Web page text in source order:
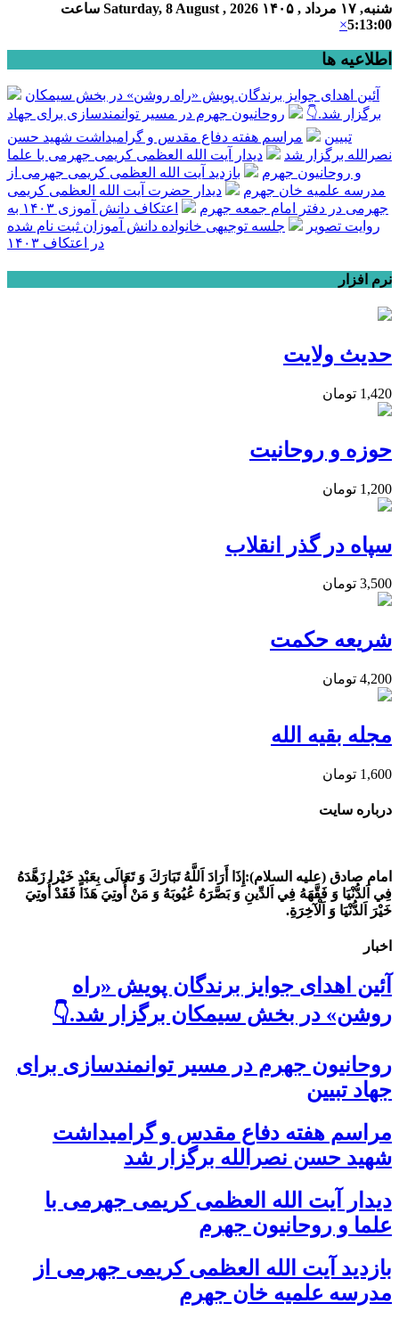
شنبه, ۱۷ مرداد , ۱۴۰۵ Saturday, 8 August , 2026 ساعت
5:13:00
×
اطلاعیه ها
آئین اهدای جوایز برندگان پویش «راه روشن» در بخش سیمکان
برگزار شد.👇
روحانیون جهرم در مسیر توانمندسازی برای جهاد
تبیین
مراسم هفته دفاع مقدس و گرامیداشت شهید حسن
نصرالله برگزار شد
دیدار آیت الله العظمی کریمی جهرمی با علما
و روحانیون جهرم
بازدید آیت الله العظمی کریمی جهرمی از
مدرسه علمیه خان جهرم
دیدار حضرت آیت الله العظمی کریمی
جهرمی در دفتر امام جمعه جهرم
اعتکاف دانش آموزی ۱۴۰۳ به
روایت تصویر
جلسه توجیهی خانواده دانش آموزان ثبت نام شده
در اعتکاف ۱۴۰۳
نرم افزار
حدیث ولایت
1,420 تومان
حوزه و روحانیت
1,200 تومان
سپاه در گذر انقلاب
3,500 تومان
شریعه حکمت
4,200 تومان
مجله بقیه الله
1,600 تومان
درباره سایت
امام صادق (علیه السلام): إِذَا أَرَادَ اَللَّهُ تَبَارَكَ وَ تَعَالَى بِعَبْدٍ خَيْرا زَهَّدَهُ
فِي اَلدُّنْيَا وَ فَقَّهَهُ فِي اَلدِّينِ وَ بَصَّرَهُ عُيُوبَهُ وَ مَنْ أُوتِيَ هَذَا فَقَدْ أُوتِيَ
خَيْرَ اَلدُّنْيَا وَ اَلْآخِرَةِ.
اخبار
آئین اهدای جوایز برندگان پویش «راه
روشن» در بخش سیمکان برگزار شد.👇
روحانیون جهرم در مسیر توانمندسازی برای
جهاد تبیین
مراسم هفته دفاع مقدس و گرامیداشت
شهید حسن نصرالله برگزار شد
دیدار آیت الله العظمی کریمی جهرمی با
علما و روحانیون جهرم
بازدید آیت الله العظمی کریمی جهرمی از
مدرسه علمیه خان جهرم